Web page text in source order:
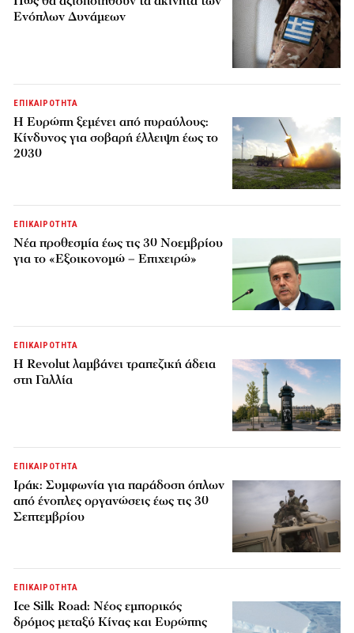
Ενόπλων Δυνάμεων
ΕΠΙΚΑΙΡΟΤΗΤΑ
H Ευρώπη ξεμένει από πυραύλους:
Κίνδυνος για σοβαρή έλλειψη έως το
2030
ΕΠΙΚΑΙΡΟΤΗΤΑ
Νέα προθεσμία έως τις 30 Νοεμβρίου
για το «Εξοικονομώ – Επιχειρώ»
ΕΠΙΚΑΙΡΟΤΗΤΑ
Η Revolut λαμβάνει τραπεζική άδεια
στη Γαλλία
ΕΠΙΚΑΙΡΟΤΗΤΑ
Ιράκ: Συμφωνία για παράδοση όπλων
από ένοπλες οργανώσεις έως τις 30
Σεπτεμβρίου
ΕΠΙΚΑΙΡΟΤΗΤΑ
Ice Silk Road: Nέος εμπορικός
δρόμος μεταξύ Κίνας και Ευρώπης